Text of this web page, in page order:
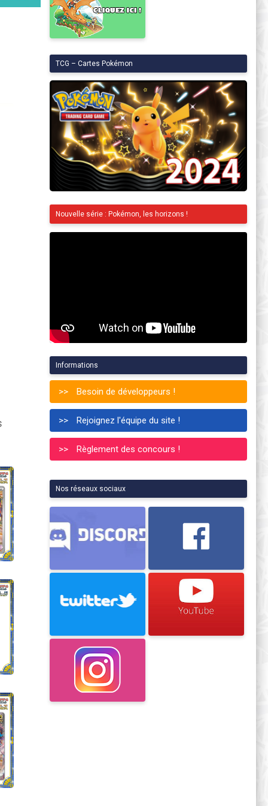
TCG – Cartes Pokémon
Nouvelle série : Pokémon, les horizons !
Informations
Besoin de développeurs !
Rejoignez l'équipe du site !
Règlement des concours !
Nos réseaux sociaux